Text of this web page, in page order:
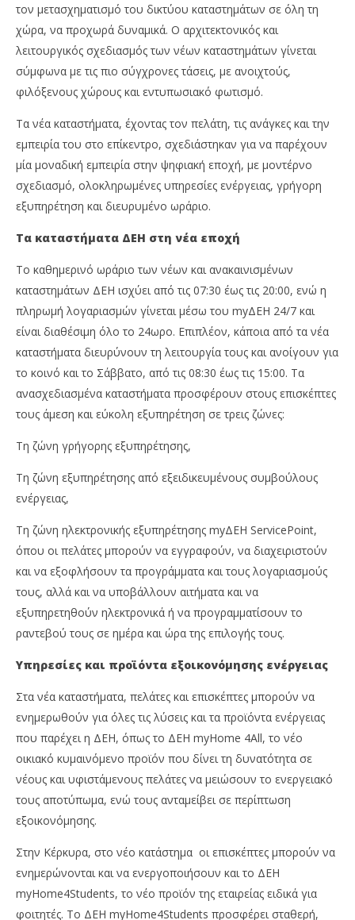
NOW VIEWING
ΔΕΗ: Με νέα φιλοσοφία και μοντέρνο σχεδιασμό,
το νέο κατάστημα στην Κέρκυρα
02/09/2024
pressroom
τον μετασχηματισμό του δικτύου καταστημάτων σε όλη τη
χώρα, να προχωρά δυναμικά. Ο αρχιτεκτονικός και
λειτουργικός σχεδιασμός των νέων καταστημάτων γίνεται
σύμφωνα με τις πιο σύγχρονες τάσεις, με ανοιχτούς,
φιλόξενους χώρους και εντυπωσιακό φωτισμό.
Τα νέα καταστήματα, έχοντας τον πελάτη, τις ανάγκες και την
εμπειρία του στο επίκεντρο, σχεδιάστηκαν για να παρέχουν
μία μοναδική εμπειρία στην ψηφιακή εποχή, με μοντέρνο
σχεδιασμό, ολοκληρωμένες υπηρεσίες ενέργειας, γρήγορη
εξυπηρέτηση και διευρυμένο ωράριο.
Τα καταστήματα ΔΕΗ στη νέα εποχή
Το καθημερινό ωράριο των νέων και ανακαινισμένων
καταστημάτων ΔΕΗ ισχύει από τις 07:30 έως τις 20:00, ενώ η
πληρωμή λογαριασμών γίνεται μέσω του myΔΕΗ 24/7 και
είναι διαθέσιμη όλο το 24ωρο. Επιπλέον, κάποια από τα νέα
καταστήματα διευρύνουν τη λειτουργία τους και ανοίγουν για
το κοινό και το Σάββατο, από τις 08:30 έως τις 15:00. Τα
ανασχεδιασμένα καταστήματα προσφέρουν στους επισκέπτες
τους άμεση και εύκολη εξυπηρέτηση σε τρεις ζώνες:
Τη ζώνη γρήγορης εξυπηρέτησης,
Τη ζώνη εξυπηρέτησης από εξειδικευμένους συμβούλους
ενέργειας,
Τη ζώνη ηλεκτρονικής εξυπηρέτησης myΔΕΗ ServicePoint,
όπου οι πελάτες μπορούν να εγγραφούν, να διαχειριστούν
και να εξοφλήσουν τα προγράμματα και τους λογαριασμούς
τους, αλλά και να υποβάλλουν αιτήματα και να
εξυπηρετηθούν ηλεκτρονικά ή να προγραμματίσουν το
ραντεβού τους σε ημέρα και ώρα της επιλογής τους.
Υπηρεσίες και προϊόντα εξοικονόμησης ενέργειας
Στα νέα καταστήματα, πελάτες και επισκέπτες μπορούν να
ενημερωθούν για όλες τις λύσεις και τα προϊόντα ενέργειας
που παρέχει η ΔΕΗ, όπως το ΔΕΗ myHome 4All, το νέο
οικιακό κυμαινόμενο προϊόν που δίνει τη δυνατότητα σε
νέους και υφιστάμενους πελάτες να μειώσουν το ενεργειακό
τους αποτύπωμα, ενώ τους ανταμείβει σε περίπτωση
εξοικονόμησης.
Στην Κέρκυρα, στο νέο κατάστημα οι επισκέπτες μπορούν να
ενημερώνονται και να ενεργοποιήσουν και το ΔΕΗ
myHome4Students, το νέο προϊόν της εταιρείας ειδικά για
φοιτητές. Το ΔΕΗ myHome4Students προσφέρει σταθερή,